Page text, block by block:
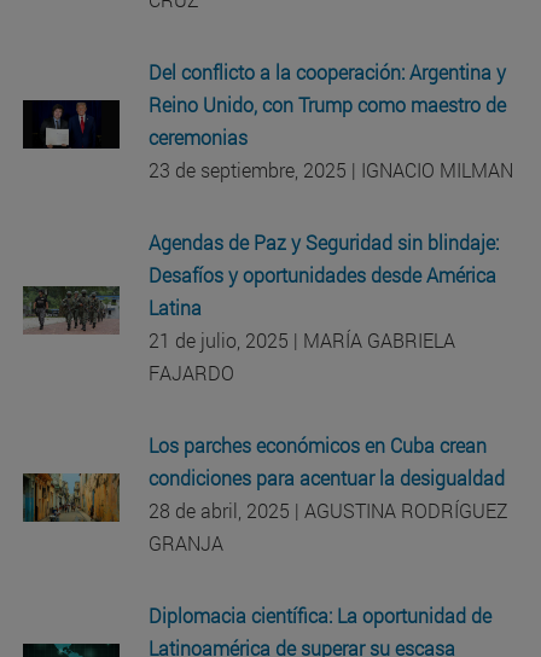
Del conflicto a la cooperación: Argentina y
Reino Unido, con Trump como maestro de
ceremonias
23 de septiembre, 2025 | IGNACIO MILMAN
Agendas de Paz y Seguridad sin blindaje:
Desafíos y oportunidades desde América
Latina
21 de julio, 2025 | MARÍA GABRIELA
FAJARDO
Los parches económicos en Cuba crean
condiciones para acentuar la desigualdad
28 de abril, 2025 | AGUSTINA RODRÍGUEZ
GRANJA
Diplomacia científica: La oportunidad de
Latinoamérica de superar su escasa